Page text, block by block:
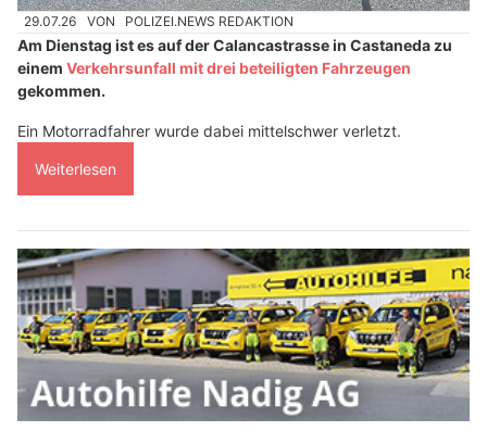
29.07.26 VON POLIZEI.NEWS REDAKTION
Am Dienstag ist es auf der Calancastrasse in Castaneda zu
einem Verkehrsunfall mit drei beteiligten Fahrzeugen
gekommen.
Ein Motorradfahrer wurde dabei mittelschwer verletzt.
Weiterlesen